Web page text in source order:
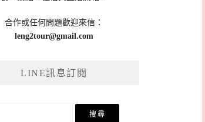
合作或任何問題歡迎來信：
leng2tour@gmail.com
LINE訊息訂閱